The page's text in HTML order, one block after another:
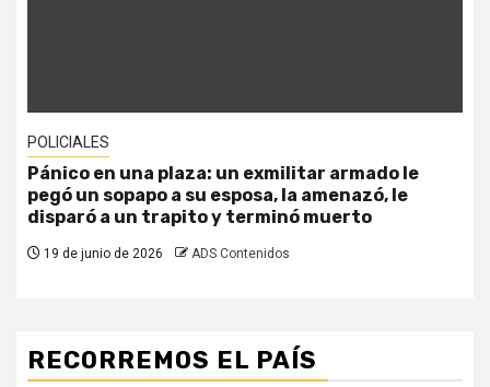
POLICIALES
Pánico en una plaza: un exmilitar armado le
pegó un sopapo a su esposa, la amenazó, le
disparó a un trapito y terminó muerto
19 de junio de 2026 ADS Contenidos
RECORREMOS EL PAÍS